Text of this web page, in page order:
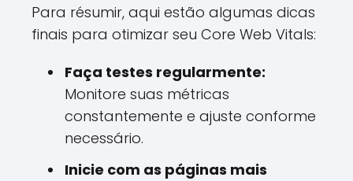
Para résumir, aqui estão algumas dicas
finais para otimizar seu Core Web Vitals:
Faça testes regularmente:
Monitore suas métricas
constantemente e ajuste conforme
necessário.
Inicie com as páginas mais